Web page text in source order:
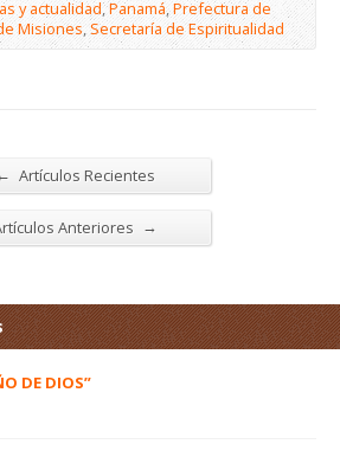
y actualidad,Panamá,Prefectura de
Misiones,Secretaría de Espiritualidad
Artículos Recientes
Anteriores →
DE DIOS”